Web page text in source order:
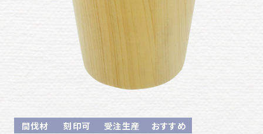
間伐材 刻印可 受注生産 おすすめ